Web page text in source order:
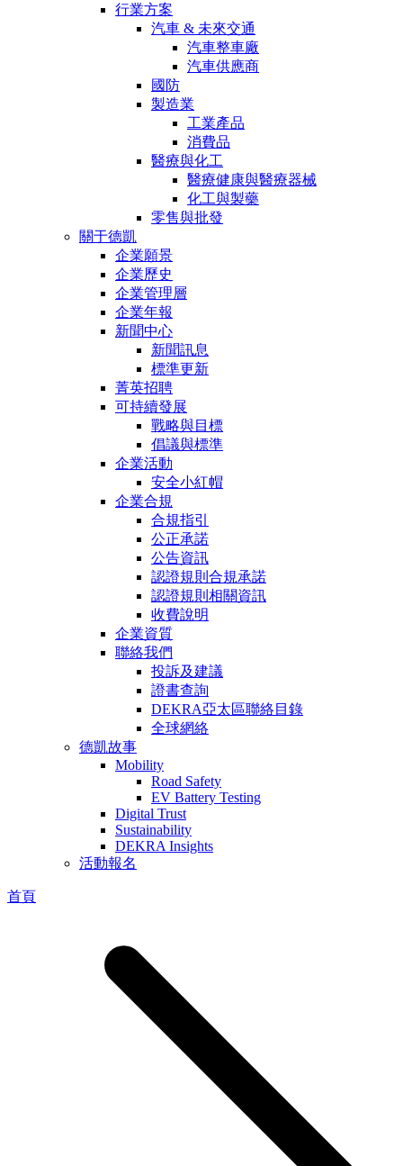
行業方案
汽車 & 未來交通
汽車整車廠
汽車供應商
國防
製造業
工業產品
消費品
醫療與化工
醫療健康與醫療器械
化工與製藥
零售與批發
關于德凱
企業願景
企業歷史
企業管理層
企業年報
新聞中心
新聞訊息
標準更新
菁英招聘
可持續發展
戰略與目標
倡議與標準
企業活動
安全小紅帽
企業合規
合規指引
公正承諾
公告資訊
認證規則合規承諾
認證規則相關資訊
收費說明
企業資質
聯絡我們
投訴及建議
證書查詢
DEKRA亞太區聯絡目錄
全球網絡
德凱故事
Mobility
Road Safety
EV Battery Testing
Digital Trust
Sustainability
DEKRA Insights
活動報名
首頁